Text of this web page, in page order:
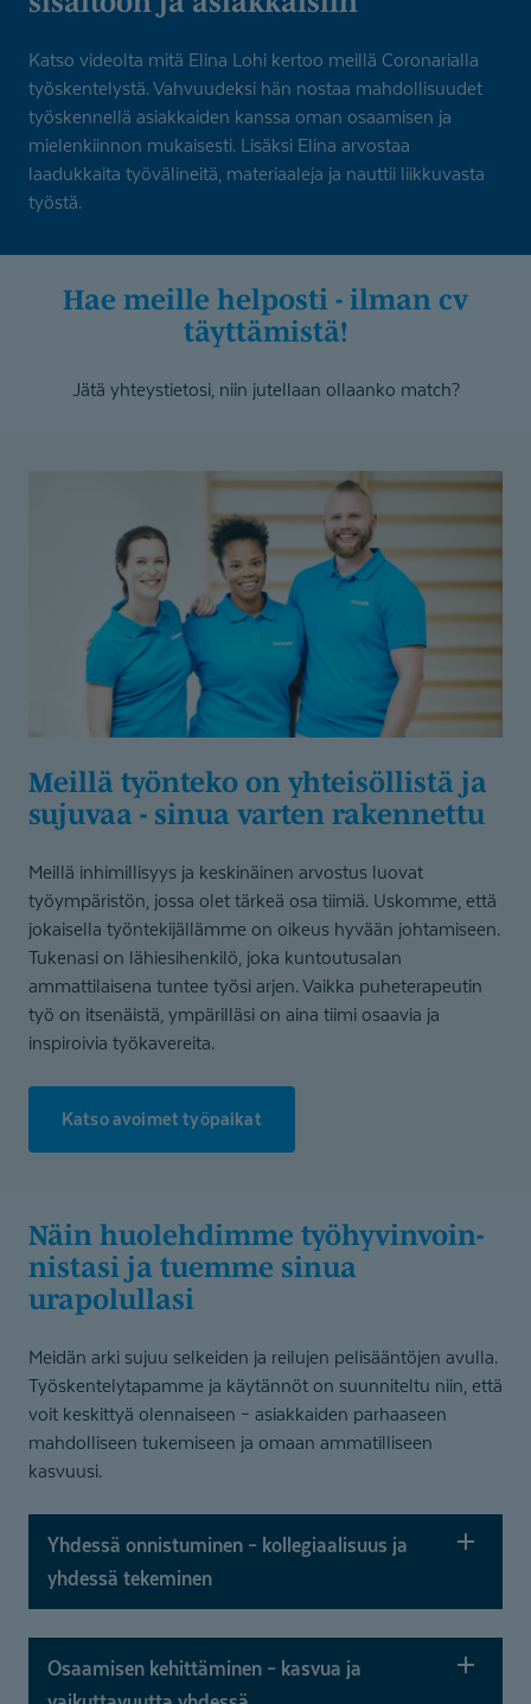
Katso videolta mitä Elina Lohi kertoo meillä Coronarialla
työskentelystä. Vahvuudeksi hän nostaa mahdollisuudet
työskennellä asiakkaiden kanssa oman osaamisen ja
mielenkiinnon mukaisesti. Lisäksi Elina arvostaa
laadukkaita työvälineitä, materiaaleja ja nauttii liikkuvasta
työstä.
hae meille helposti - ilman cv
täyttämistä!
Jätä yhteystietosi, niin jutellaan ollaanko match?
Meillä työnteko on yhteisöllistä ja
sujuvaa - sinua varten rakennettu
Meillä inhimillisyys ja keskinäinen arvostus luovat
työympäristön, jossa olet tärkeä osa tiimiä. Uskomme, että
jokaisella työntekijällämme on oikeus hyvään johtamiseen.
Tukenasi on lähiesihenkilö, joka kuntoutusalan
ammattilaisena tuntee työsi arjen. Vaikka puheterapeutin
työ on itsenäistä, ympärilläsi on aina tiimi osaavia ja
inspiroivia työkavereita.
Katso avoimet työpaikat
Näin huolehdimme työhyvinvoin­
nistasi ja tuemme sinua
urapolullasi
Meidän arki sujuu selkeiden ja reilujen pelisääntöjen avulla.
Työskentelytapamme ja käytännöt on suunniteltu niin, että
voit keskittyä olennaiseen – asiakkaiden parhaaseen
mahdolliseen tukemiseen ja omaan ammatilliseen
kasvuusi.
Yhdessä onnistuminen – kollegiaalisuus ja
yhdessä tekeminen
Osaamisen kehittäminen – kasvua ja